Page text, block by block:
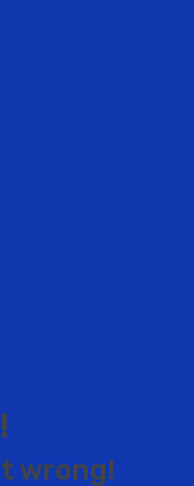
!
t wrong!